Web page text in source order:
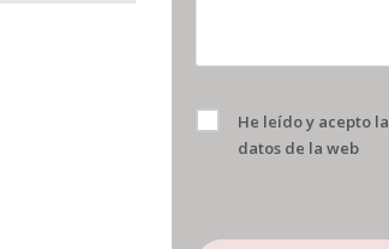
He leído y acepto la
datos de la web